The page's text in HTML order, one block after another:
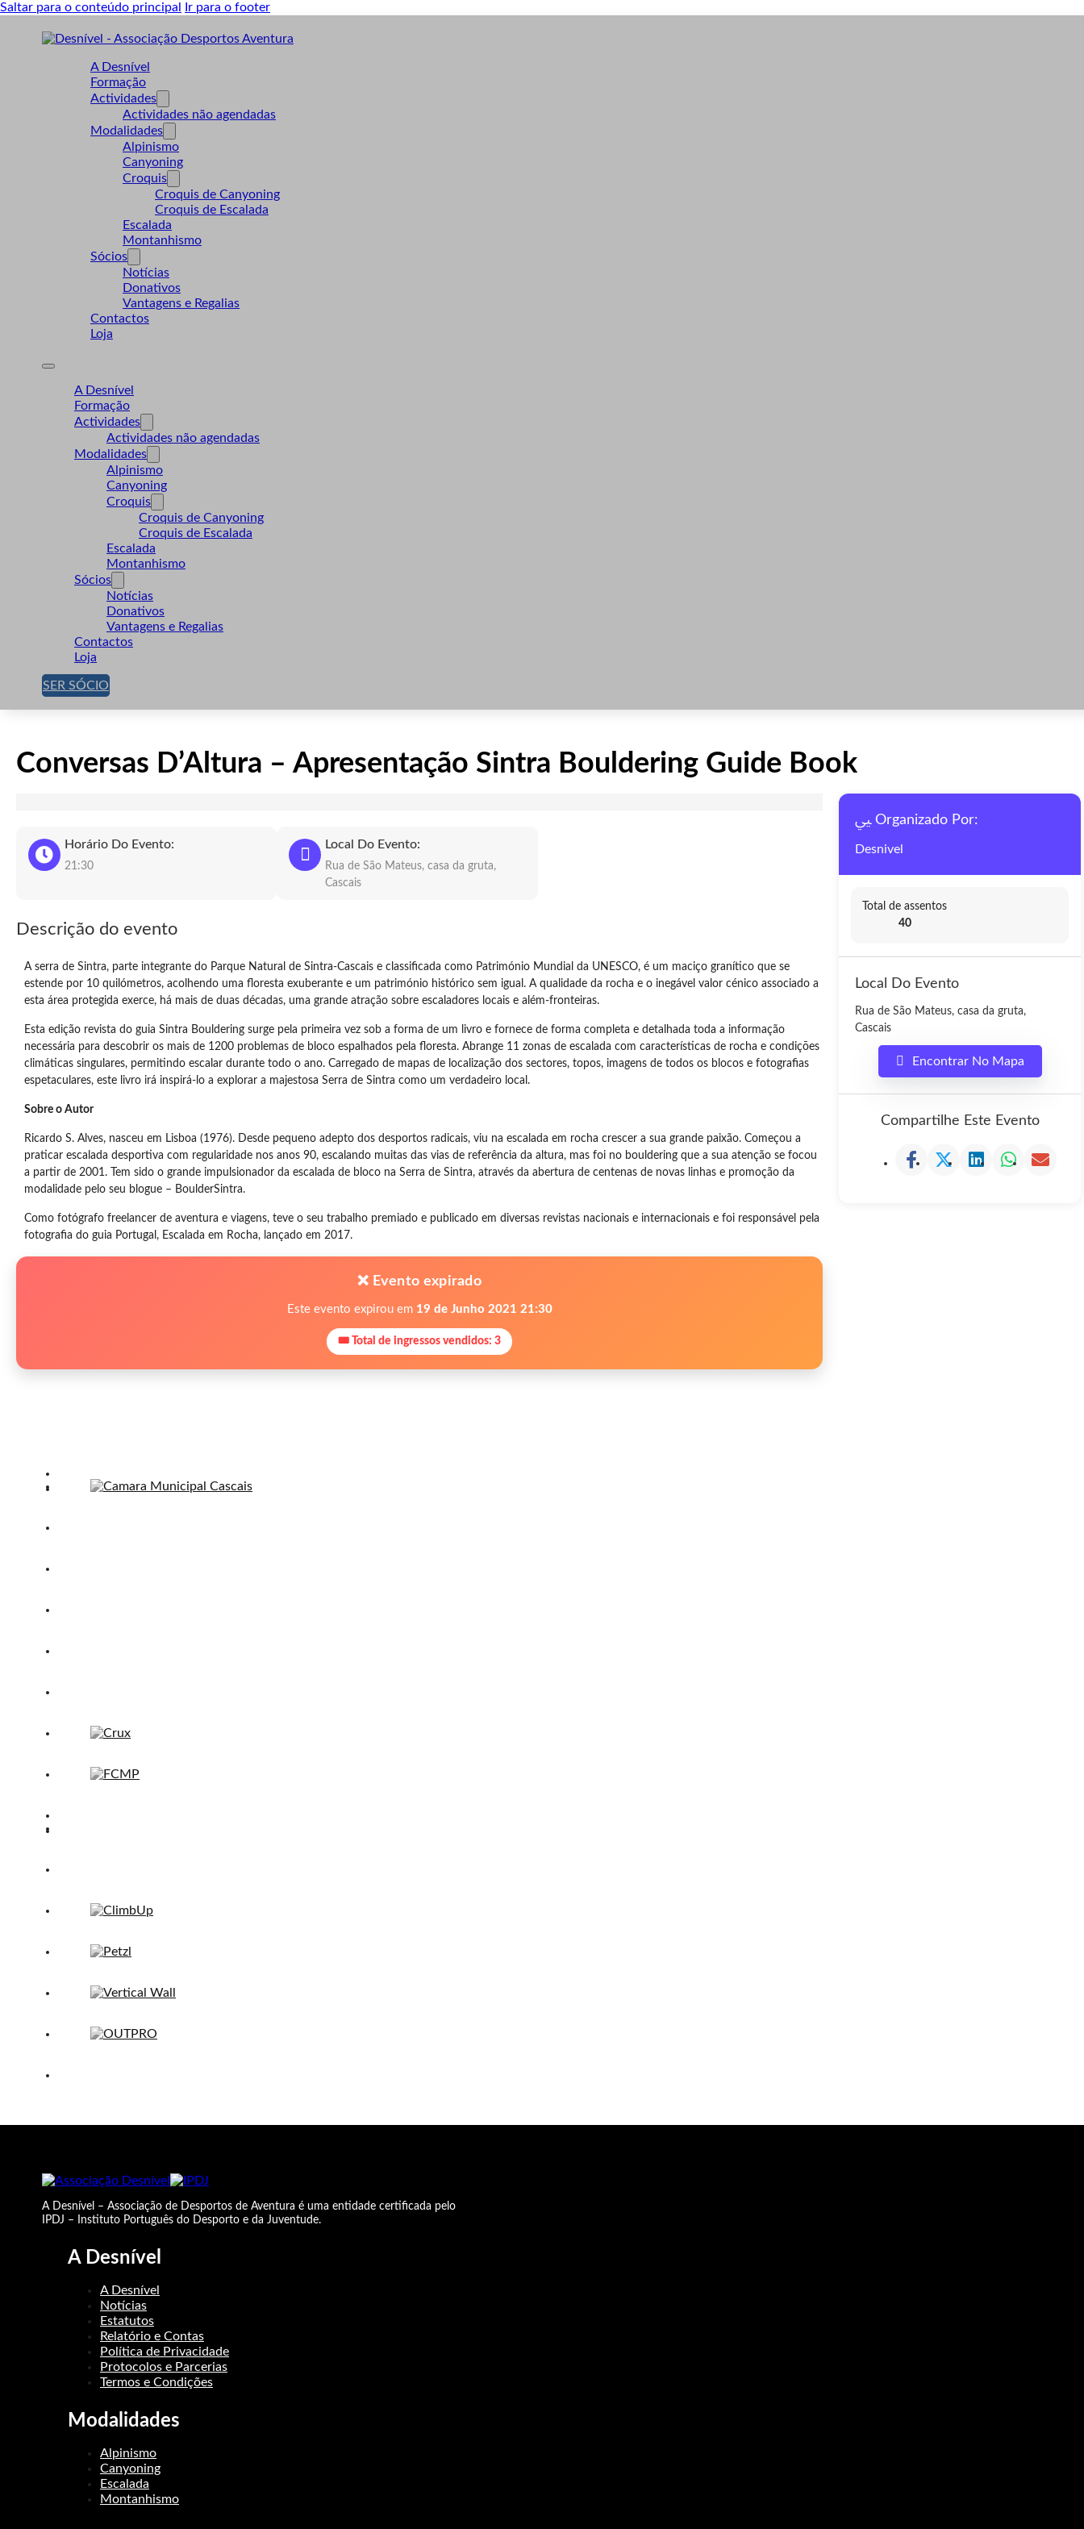
Saltar para o conteúdo principal Ir para o footer
A Desnível
Formação
Actividades
Actividades não agendadas
Modalidades
Alpinismo
Canyoning
Croquis
Croquis de Canyoning
Croquis de Escalada
Escalada
Montanhismo
Sócios
Notícias
Donativos
Vantagens e Regalias
Contactos
Loja
A Desnível
Formação
Actividades
Actividades não agendadas
Modalidades
Alpinismo
Canyoning
Croquis
Croquis de Canyoning
Croquis de Escalada
Escalada
Montanhismo
Sócios
Notícias
Donativos
Vantagens e Regalias
Contactos
Loja
SER SÓCIO
Conversas D’Altura – Apresentação Sintra Bouldering Guide Book
Horário Do Evento:
21:30
Local Do Evento:
Rua de São Mateus, casa da gruta,
Cascais
Descrição do evento
A serra de Sintra, parte integrante do Parque Natural de Sintra-Cascais e classificada como Património Mundial da UNESCO, é um maciço granítico que se
estende por 10 quilómetros, acolhendo uma floresta exuberante e um património histórico sem igual. A qualidade da rocha e o inegável valor cénico associado a
esta área protegida exerce, há mais de duas décadas, uma grande atração sobre escaladores locais e além-fronteiras.
Esta edição revista do guia Sintra Bouldering surge pela primeira vez sob a forma de um livro e fornece de forma completa e detalhada toda a informação
necessária para descobrir os mais de 1200 problemas de bloco espalhados pela floresta. Abrange 11 zonas de escalada com características de rocha e condições
climáticas singulares, permitindo escalar durante todo o ano. Carregado de mapas de localização dos sectores, topos, imagens de todos os blocos e fotografias
espetaculares, este livro irá inspirá-lo a explorar a majestosa Serra de Sintra como um verdadeiro local.
Sobre o Autor
Ricardo S. Alves, nasceu em Lisboa (1976). Desde pequeno adepto dos desportos radicais, viu na escalada em rocha crescer a sua grande paixão. Começou a
praticar escalada desportiva com regularidade nos anos 90, escalando muitas das vias de referência da altura, mas foi no bouldering que a sua atenção se focou
a partir de 2001. Tem sido o grande impulsionador da escalada de bloco na Serra de Sintra, através da abertura de centenas de novas linhas e promoção da
modalidade pelo seu blogue – BoulderSintra.
Como fotógrafo freelancer de aventura e viagens, teve o seu trabalho premiado e publicado em diversas revistas nacionais e internacionais e foi responsável pela
fotografia do guia Portugal, Escalada em Rocha, lançado em 2017.
❌ Evento expirado
Este evento expirou em 19 de Junho 2021 21:30
🎟 Total de ingressos vendidos: 3
Organizado Por:
Desnivel
Total de assentos
40
Local Do Evento
Rua de São Mateus, casa da gruta,
Cascais
Encontrar No Mapa
Compartilhe Este Evento
A Desnível – Associação de Desportos de Aventura é uma entidade certificada pelo
IPDJ – Instituto Português do Desporto e da Juventude.
A Desnível
A Desnível
Notícias
Estatutos
Relatório e Contas
Política de Privacidade
Protocolos e Parcerias
Termos e Condições
Modalidades
Alpinismo
Canyoning
Escalada
Montanhismo